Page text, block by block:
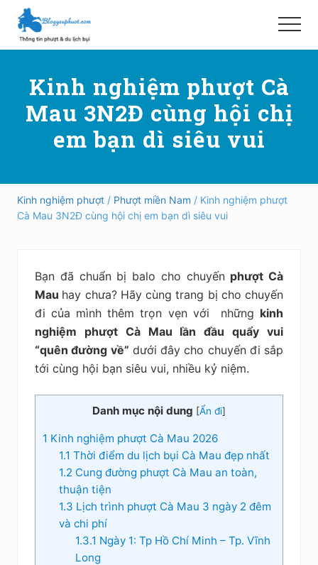
Menu
Skip
main
qua
primary
Hướng
phượt,
lịch
và
ngoài
nước
an
nghiệm,
kiệm
Menu
Kinh nghiệm phượt Cà
Mau 3N2Đ cùng hội chị
em bạn dì siêu vui
Kinh nghiệm phượt / Phượt miền Nam / Kinh nghiệm phượt
Cà Mau 3N2Đ cùng hội chị em bạn dì siêu vui
Bạn đã chuẩn bị balo cho chuyến phượt Cà
Mau hay chưa? Hãy cùng trang bị cho chuyến
đi của mình thêm trọn vẹn với những kinh
nghiệm phượt Cà Mau lần đầu quẩy vui
“quên đường về” dưới đây cho chuyến đi sắp
tới cùng hội bạn siêu vui, nhiều kỷ niệm.
Danh mục nội dung [Ẩn đi]
1 Kinh nghiệm phượt Cà Mau 2026
1.1 Thời điểm du lịch bụi Cà Mau đẹp nhất
1.2 Cung đường phượt Cà Mau an toàn,
thuận tiện
1.3 Lịch trình phượt Cà Mau 3 ngày 2 đêm
và chi phí
1.3.1 Ngày 1: Tp Hồ Chí Minh – Tp. Vĩnh
Long